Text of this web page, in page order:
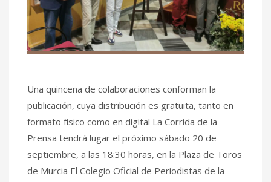
Una quincena de colaboraciones conforman la
publicación, cuya distribución es gratuita, tanto en
formato físico como en digital La Corrida de la
Prensa tendrá lugar el próximo sábado 20 de
septiembre, a las 18:30 horas, en la Plaza de Toros
de Murcia El Colegio Oficial de Periodistas de la